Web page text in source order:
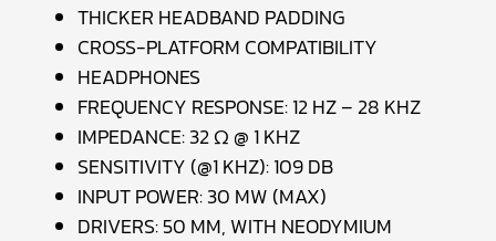
THICKER HEADBAND PADDING
CROSS-PLATFORM COMPATIBILITY
HEADPHONES
FREQUENCY RESPONSE: 12 HZ – 28 KHZ
IMPEDANCE: 32 Ω @ 1 KHZ
SENSITIVITY (@1 KHZ): 109 DB
INPUT POWER: 30 MW (MAX)
DRIVERS: 50 MM, WITH NEODYMIUM